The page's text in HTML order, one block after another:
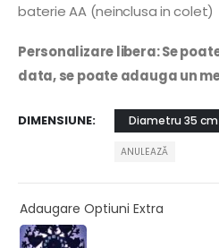
baterie AA (neinclusa in colet)
Personalizare libera: Se
data, se poate adauga un
DIMENSIUNE Diametru 35 cm
ANULEAZĂ
Adaugare Optiuni Extra